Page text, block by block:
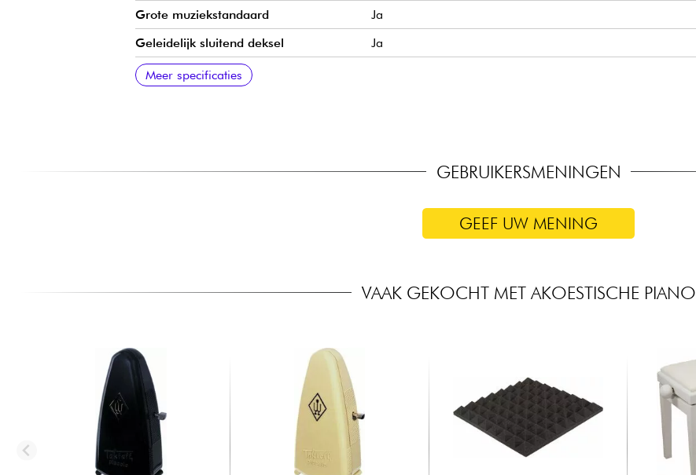
Grote muziekstandaard
Ja
Geleidelijk sluitend deksel
Ja
Onder het dak
Mechanisch
Herkomst frame
Snaren
Meer specificaties
GEBRUIKERSMENINGEN
GEEF UW MENING
VAAK GEKOCHT MET AKOESTISCHE PIANO